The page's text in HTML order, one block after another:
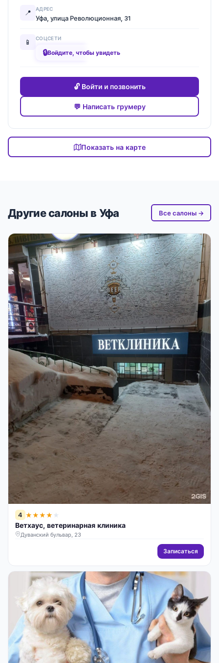
📍 АДРЕС
Уфа, улица Революционная, 31
📱 СОЦСЕТИ
████████
🔒Войдите, чтобы увидеть
🔓 Войти и позвонить
💬 Написать грумеру
Показать на карте
Другие салоны в Уфа Все салоны →
4 ★★★★ ★
Ветхаус, ветеринарная клиника
Дуванский бульвар, 23
Записаться